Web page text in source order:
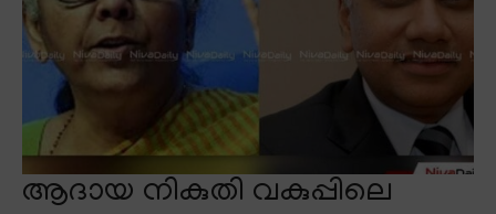
ആദായ നികുതി വകുപ്പിലെ